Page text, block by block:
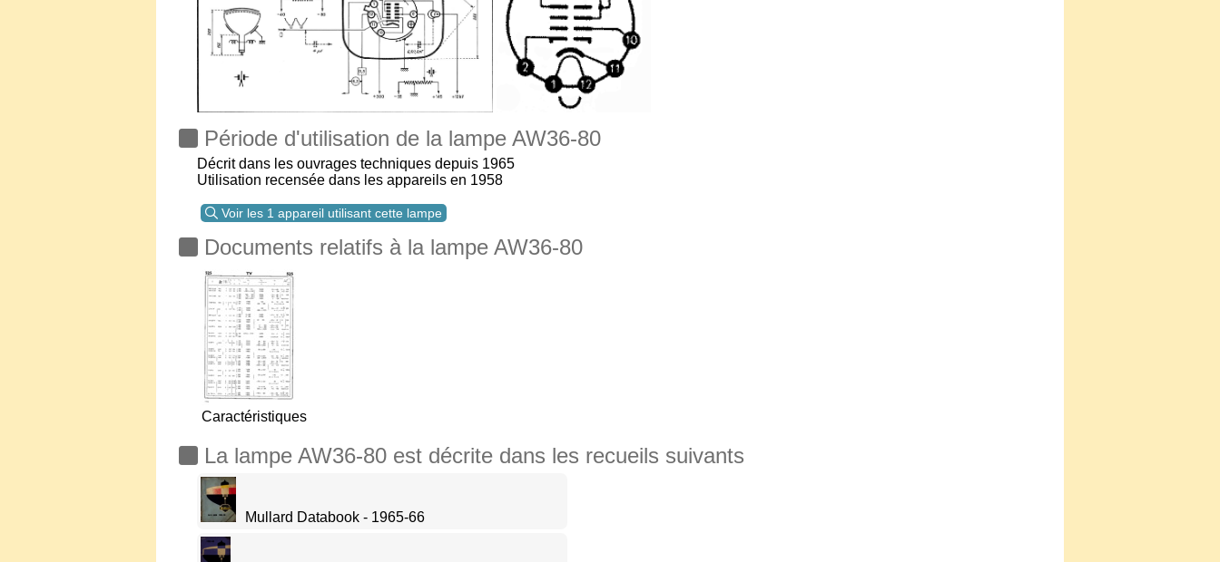
Période d'utilisation de la lampe AW36-80
Décrit dans les ouvrages techniques depuis 1965
Utilisation recensée dans les appareils en 1958
Voir les 1 appareil utilisant cette lampe
Documents relatifs à la lampe AW36-80
Caractéristiques
La lampe AW36-80 est décrite dans les recueils suivants
Mullard Databook - 1965-66